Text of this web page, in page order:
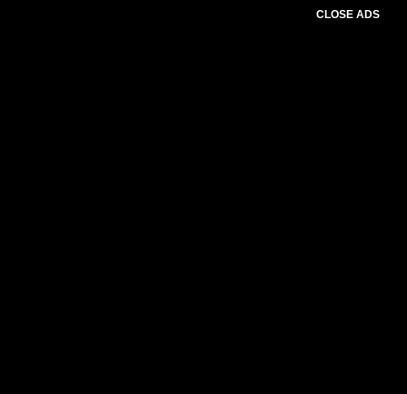
CLOSE ADS